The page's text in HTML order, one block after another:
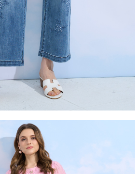
公司。
，請瀏覽以下網址：
徵得法定代理人或監護人之同意方可使用
經同意申辦者引起之損失，本公司不負相關責
」時，將依據個別帳號之用戶狀況，依本公司即
；若仍有額度不足之情形，本公司將視審查結果
或使用他人資訊註冊。若發現惡意使用之情形，
權停止該用戶之使用額度並採取法律行動。